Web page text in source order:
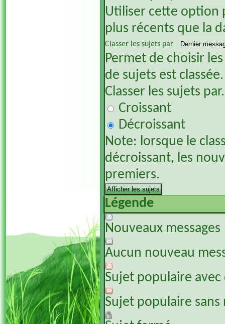
Utiliser cette option
plus récents que la
Classer les sujets par
Permet de choisir
de sujets est classée.
Classer les sujets
Croissant
Décroissant
Note: lorsque le
décroissant, les
premiers.
Légende
Nouveaux messages
Aucun nouveau
Sujet populaire
Sujet populaire